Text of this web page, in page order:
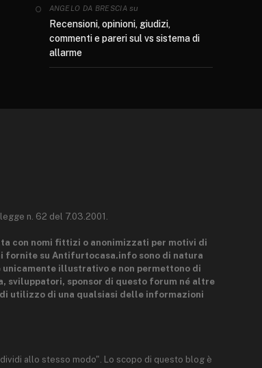
ANGELO DA BRESCIA su
Recensioni, opinioni, giudizi,
commenti e pareri sul vs sistema di
allarme
n. 62 del 7.03.2001.
con nomi fittizi o anonimizzati per motivi di
fornite su Antifurtocasa.info sono di natura
illustrativo e non permettono di
sviluppatori, sponsor di questo forum né altre
utilizzo di una qualsiasi delle informazioni
allo stesso modo". Lo scopo di questo blog è